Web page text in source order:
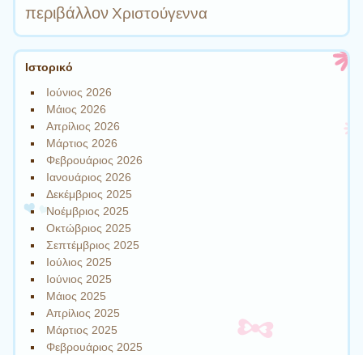
περιβάλλον Χριστούγεννα
Ιστορικό
Ιούνιος 2026
Μάιος 2026
Απρίλιος 2026
Μάρτιος 2026
Φεβρουάριος 2026
Ιανουάριος 2026
Δεκέμβριος 2025
Νοέμβριος 2025
Οκτώβριος 2025
Σεπτέμβριος 2025
Ιούλιος 2025
Ιούνιος 2025
Μάιος 2025
Απρίλιος 2025
Μάρτιος 2025
Φεβρουάριος 2025